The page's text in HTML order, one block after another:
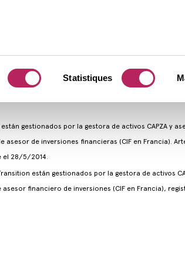
Statistiques
gestionados por la gestora de activos CAPZA y
asesor de inversiones financieras (CIF en Francia).
el 28/5/2014.
están gestionados por la gestora de activos
asesor financiero de inversiones (CIF en Francia),